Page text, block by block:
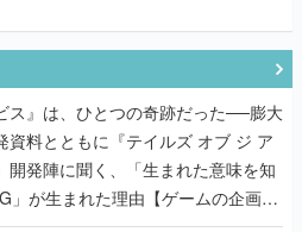
ス』は、ひとつの奇跡だった──膨大
資料とともに『テイルズ オブ ジ ア
開発陣に聞く、「生まれた意味を知
」が生まれた理由【ゲームの企画